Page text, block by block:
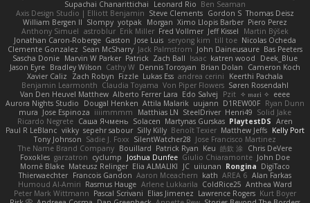
Supachai Chanarittichai
Leonard Rio Ben Seaman
Axis Design Studio | Elliott Benjamin Steve Clements Gordon S Thomas Deisz
William Bergen II Slompy yotpak Morgan Ximo Llopis Barber Piero Perez
Anthony Simuel astroblur Erik Miller Fred Vollmer Jeff Kissel
Martin Býšek
Jonathan Caron-Roberge Gaston Jose Luis seryong kim till toe Nicolas Ocheda
Clemente Gonzalez Sean McSharry Jack Palmstrom John Daineusaure Bas Peeters
Sascha Donie Marvin W Parker Patrick Zach Ball Isaac katren wood
Deek_Blue
Jason Eyre Bradley Wilson Cathy W Dennis Torosyan Brian Dolan
Cameron Koch
Xavier Caliz
Zach Robyn Fizzle Lukas Ess andrea cerini
Keerthi Pachala
Benjamin Learmonth Claudia Toyama Von Piper Flowers Søren Rosendahl
Van Den Heuvel Matthew Alberto Ferrer Lara Edo Salvej Pzit ✧ 𝔪𝔞𝔯𝔦 ✧ eeee
Aurora Nights Studio
Dougal Henken Attila Malarik uujann D1REW00F Ryan Dunn
mura Jose Espinoza iiiimmmm Matthias LN SteelDriver Henri49 Solid Jake
Ricardo Negrete Саша Ячмень Solacen Martynas Gurskas PlaytestDS Aren
Paul R LeBlanc vikky sepehr sabour Silly Killy Benoît Texier Matthew Jeffs Kelly Port
Tony Johnson Sadie J. Foxx SilentWatcher28 Jose Francisco Martinez
The Name Brand Company Bouillard Patrick Ryan Keu 皓欽 涂 Chris DeVere
Foxokles garzatron cyclump Joshua Dunfee Giulio Chiaramonte John Doe
Mornè Blake Mateusz Relinger Elia ALMALIKI JC uiiunan Rongina DigiTaco
Thierwaechter Francois Gandon Aaron Mceachern kath AREA 6 Alan Farkas
Humoud Al-Amiri Rasmus Hauge Arlene Lukkarila ColdRice25 Anthea Ward
Peter Mark Wittmann Pascal Scrivani Elias Jimenez Lawrence Rogers Kurt Boyer